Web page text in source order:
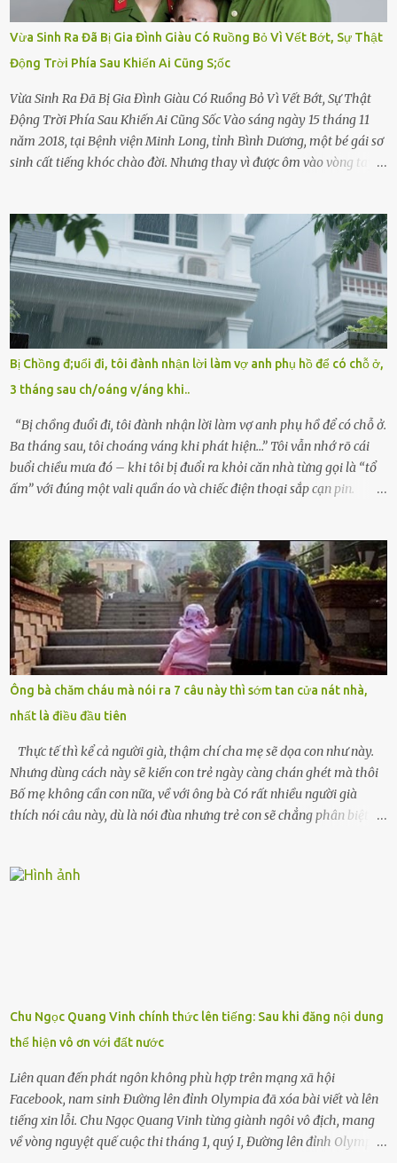
Vừa Sinh Ra Đã Bị Gia Đình Giàu Có Ruồng Bỏ Vì Vết Bớt, Sự Thật
Động Trời Phía Sau Khiến Ai Cũng S;ốc
Vừa Sinh Ra Đã Bị Gia Đình Giàu Có Ruồng Bỏ Vì Vết Bớt, Sự Thật
Động Trời Phía Sau Khiến Ai Cũng Sốc Vào sáng ngày 15 tháng 11
năm 2018, tại Bệnh viện Minh Long, tỉnh Bình Dương, một bé gái sơ
sinh cất tiếng khóc chào đời. Nhưng thay vì được ôm vào vòng tay
hảo, địa vị cao sang của ông Trần Quốc Tùng xem như điềm gở. Ông
Tùng, một doanh nhân quyền lực có tiếng ở Bình Dương, cùng vợ là
bà Đỗ Thị Nga, lập tức ra quyết định nhẫn tâm: bỏ lại đứa trẻ. Họ
viện cớ “không đủ khả năng nuôi dưỡng” và ký vào giấy từ chối
quyền giám hộ, yêu cầu bệnh viện xử lý bé như một trường hợp bị
bỏ rơi. Trong khi ấy, con gái ruột của họ – Trần Lệ Mi – vẫn đang
mê man sau sinh, hoàn toàn không hay biết chuyện gì xảy ra.
Thiếu úy Nguyễn Thị Mai, một nữ cảnh sát công tác tại địa phương,
tình cờ chứng kiến giây phút bé bị đưa đi trong lặng lẽ. Nét mặt đỏ
hỏn, bàn tay bé xíu co quắp, ...
Bị Chồng đ;uổi đi, tôi đành nhận lời làm vợ anh phụ hồ để có chỗ ở,
3 tháng sau ch/oáng v/áng khi..
“Bị chồng đuổi đi, tôi đành nhận lời làm vợ anh phụ hồ để có chỗ ở.
Ba tháng sau, tôi choáng váng khi phát hiện…” Tôi vẫn nhớ rõ cái
buổi chiều mưa đó – khi tôi bị đuổi ra khỏi căn nhà từng gọi là “tổ
ấm” với đúng một vali quần áo và chiếc điện thoại sắp cạn pin.
cưới cô để có con. Không phải để nuôi một cái thân bất tài chỉ biết
khóc lóc,” anh ta gằn giọng, đẩy mạnh cánh cửa trước mặt tôi.
Tiếng cánh cửa đóng lại, vang lên như một bản án lạnh lùng. Tôi
đứng chết lặng giữa cơn mưa, không biết đi đâu, về đâu. Bố mẹ tôi
mất sớm. Tôi chẳng có anh chị em. Họ hàng cũng thưa thớt, chẳng
ai thân thiết đến mức có thể mở lòng cho tôi tá túc. Bạn bè? Ai cũng
bận rộn với gia đình riêng của họ. Tôi đã từng đặt cược cả thanh
xuân vào người chồng ấy – và giờ, tôi chỉ còn lại chính mình. Tôi lên
chiếc xe buýt cuối ngày, trốn chạy khỏi thành phố và nỗi đau. Tôi v...
Ông bà chăm cháu mà nói ra 7 câu này thì sớm tan cửa nát nhà,
nhất là điều đầu tiên
Thực tế thì kể cả người già, thậm chí cha mẹ sẽ dọa con như này.
Nhưng dùng cách này sẽ kiến con trẻ ngày càng chán ghét mà thôi
Bố mẹ không cần con nữa, về với ông bà Có rất nhiều người già
thích nói câu này, dù là nói đùa nhưng trẻ con sẽ chẳng phân biệt
khuyên nhủ con thật cẩn thận. Nếu cháu không nghe lời, cảnh sát
để được giúp đỡ thì có thể sẽ bỏ lỡ cơ hội và gặp nguy hiểm. Trẻ con
có biết gì đâu Nhiều người cứ coi trẻ còn nhỏ nên dù có phạm sai
lầm, thì họ cũng không trách mắng. Nhưng nếu người lớn tuổi
không dạy con cẩn...
Chu Ngọc Quang Vinh chính thức lên tiếng: Sau khi đăng nội dung
thể hiện vô ơn với đất nước
Liên quan đến phát ngôn không phù hợp trên mạng xã hội
Facebook, nam sinh Đường lên đỉnh Olympia đã xóa bài viết và lên
tiếng xin lỗi. Chu Ngọc Quang Vinh từng giành ngôi vô địch, mang
về vòng nguyệt quế cuộc thi tháng 1, quý I, Đường lên đỉnh Olympia.